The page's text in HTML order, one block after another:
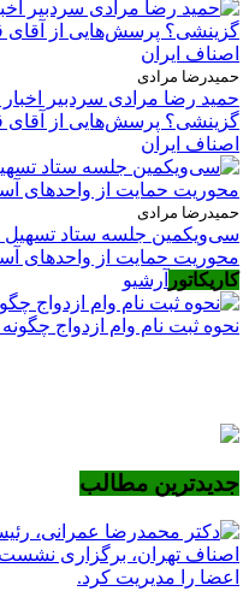
حمیدرضا مرادی
حمید رضا مرادی سردبیر
گزینشی؟ پرسش‌هایی از آقای
اصناف ایران
حمیدرضا مرادی
سی‌ویکمین جلسه ستاد تسهیل و
محوریت حمایت از واحدهای
کاریکاتور آرشیو
نحوه ثبت نام وام ازدواج
جدیدترین مطالب